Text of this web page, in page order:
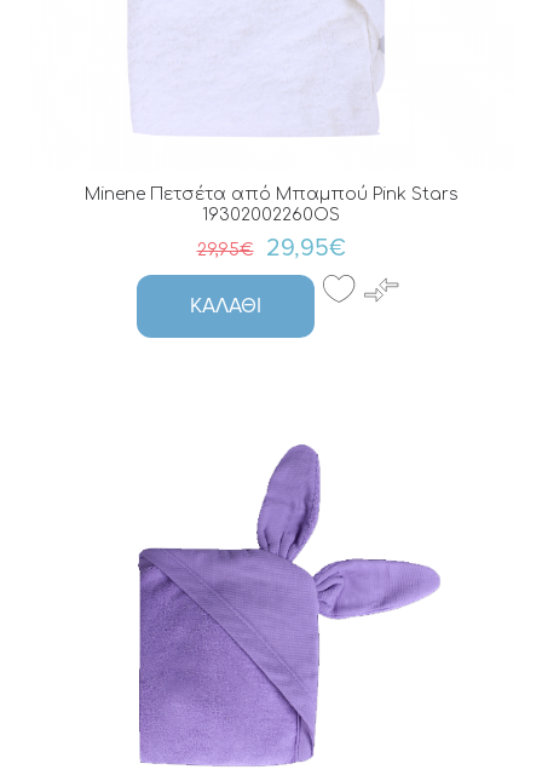
Minene Πετσέτα από Μπαμπού Pink Stars
19302002260OS
29,95€
29,95€
ΚΑΛΆΘΙ